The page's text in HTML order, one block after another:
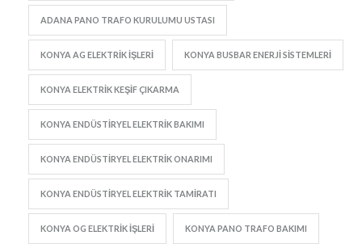
ADANA PANO TRAFO KURULUMU USTASI
KONYA AG ELEKTRIK IŞLERI KONYA BUSBAR ENERJI SISTEMLERI
KONYA ELEKTRIK KEŞIF ÇIKARMA
KONYA ENDÜSTIRYEL ELEKTRIK BAKIMI
KONYA ENDÜSTIRYEL ELEKTRIK ONARIMI
KONYA ENDÜSTIRYEL ELEKTRIK TAMIRATI
KONYA OG ELEKTRIK IŞLERI KONYA PANO TRAFO BAKIMI